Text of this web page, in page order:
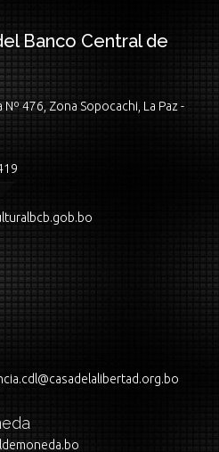
Banco Central de
476, Zona Sopocachi, La Paz -